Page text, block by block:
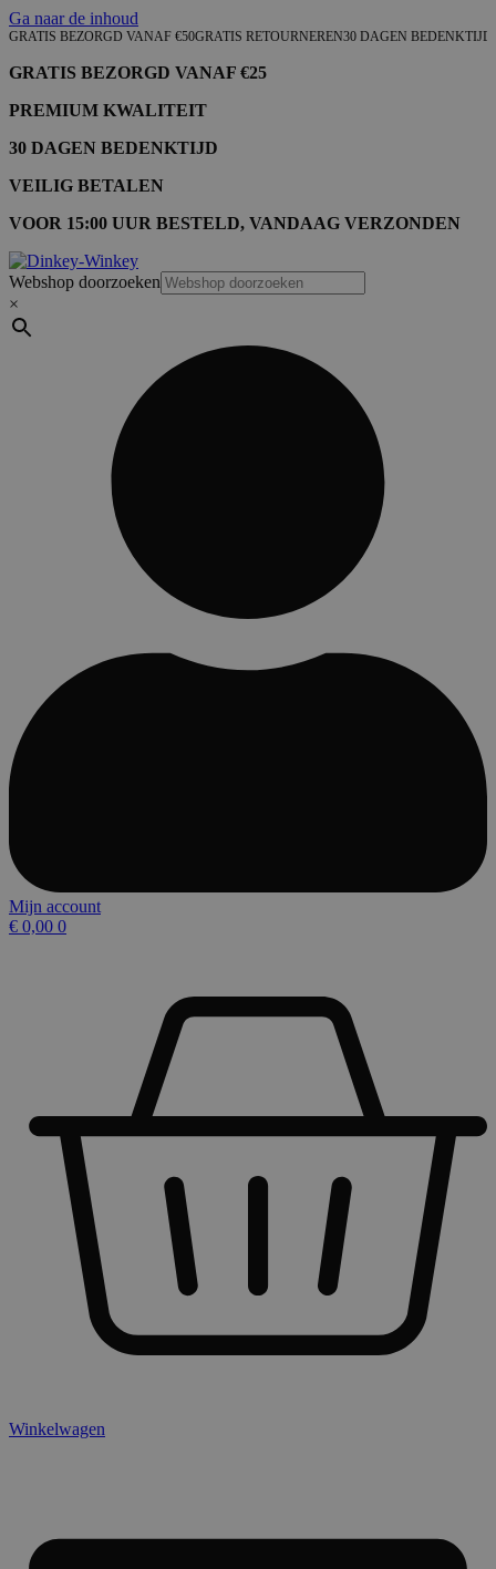
Ga naar de inhoud
GRATIS BEZORGD VANAF €50GRATIS RETOURNEREN30 DAGEN BEDENKTIJD
GRATIS BEZORGD VANAF €25
PREMIUM KWALITEIT
30 DAGEN BEDENKTIJD
VEILIG BETALEN
VOOR 15:00 UUR BESTELD, VANDAAG VERZONDEN
Webshop doorzoeken
×
Mijn account
€ 0,00 0
Winkelwagen